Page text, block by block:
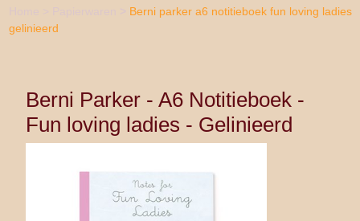
Berni parker a6 notitieboek fun loving ladies
gelinieerd
Berni Parker - A6 Notitieboek -
Fun loving ladies - Gelinieerd